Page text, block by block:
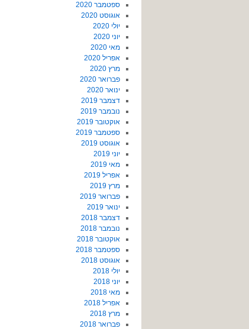
ספטמבר 2020
אוגוסט 2020
יולי 2020
יוני 2020
מאי 2020
אפריל 2020
מרץ 2020
פברואר 2020
ינואר 2020
דצמבר 2019
נובמבר 2019
אוקטובר 2019
ספטמבר 2019
אוגוסט 2019
יוני 2019
מאי 2019
אפריל 2019
מרץ 2019
פברואר 2019
ינואר 2019
דצמבר 2018
נובמבר 2018
אוקטובר 2018
ספטמבר 2018
אוגוסט 2018
יולי 2018
יוני 2018
מאי 2018
אפריל 2018
מרץ 2018
פברואר 2018